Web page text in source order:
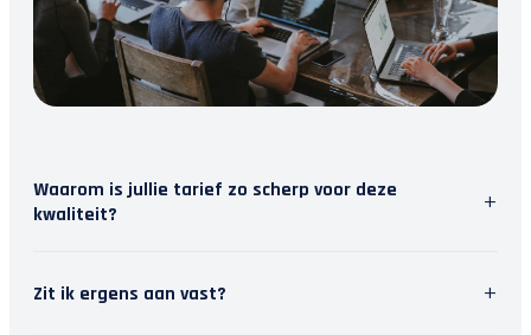
Waarom is jullie tarief zo scherp voor deze
kwaliteit?
+
werk te automatiseren, besparen we tijd. Die tijd
Zit ik ergens aan vast? +